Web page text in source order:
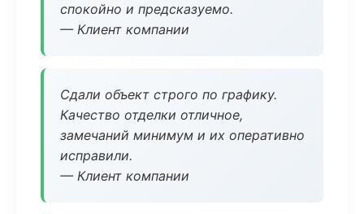
спокойно и предсказуемо.
— Клиент компании
Сдали объект строго по графику.
Качество отделки отличное,
замечаний минимум и их оперативно
исправили.
— Клиент компании